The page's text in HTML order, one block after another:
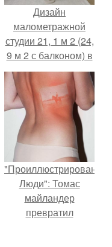
Дизайн
малометражной
студии 21, 1 м 2 (24,
9 м 2 с балконом) в
Краснодаре.
"Проиллюстрированные
Люди": Томас
майландер
превратил